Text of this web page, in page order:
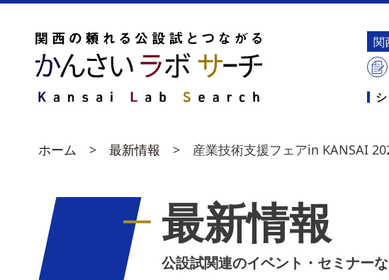
関
ホーム 最新情報 産業技術支援フェアin KANSAI
最新情報
公設試関連のイベント・セミナー